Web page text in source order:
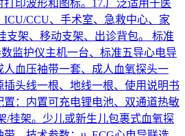
印波形和图标。17.广泛适用于医
ICU/CCU、手术室、急救中心、家
支架、移动支架、出诊背包。 标准
监护仪主机一台、标准五导心电导
血压袖带一套、成人血氧探头一
头线一根、地线一根、使用说明书
：内置可充电锂电池、双通道热敏
/挂架。少儿或新生儿包裹式血氧探